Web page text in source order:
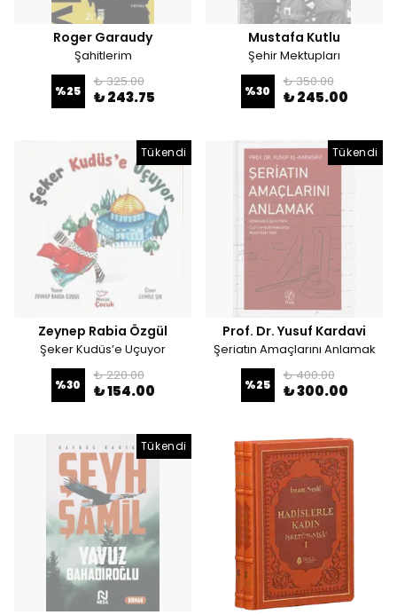
Roger Garaudy
Şahitlerim
%25
₺ 325.00
₺ 243.75
Mustafa Kutlu
Şehir Mektupları
%30
₺ 350.00
₺ 245.00
Tükendi
Zeynep Rabia Özgül
Şeker Kudüs’e Uçuyor
%30
₺ 220.00
₺ 154.00
Tükendi
Prof. Dr. Yusuf Kardavi
Şeriatın Amaçlarını Anlamak
%25
₺ 400.00
₺ 300.00
Tükendi